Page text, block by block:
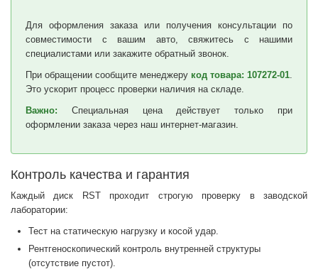
Для оформления заказа или получения консультации по
совместимости с вашим авто, свяжитесь с нашими
специалистами или закажите обратный звонок.
При обращении сообщите менеджеру код товара: 107272-01.
Это ускорит процесс проверки наличия на складе.
Важно: Специальная цена действует только при
оформлении заказа через наш интернет-магазин.
Контроль качества и гарантия
Каждый диск RST проходит строгую проверку в заводской
лаборатории:
Тест на статическую нагрузку и косой удар.
Рентгеноскопический контроль внутренней структуры
(отсутствие пустот).